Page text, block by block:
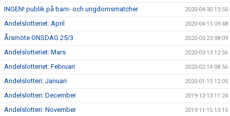
INGEN! publik på barn- och ungdomsmatcher 2020-04-30 13:50
Andelslotteriet: April 2020-04-15 09:48
Årsmöte ONSDAG 25/3 2020-03-23 08:09
Andelslotteriet: Mars 2020-03-13 12:56
Andelslotteriet: Februari 2020-02-14 08:56
Andelslotteri: Januari 2020-01-15 12:05
Andelslotteri: December 2019-12-13 11:24
Andelslotteri: November 2019-11-15 13:15